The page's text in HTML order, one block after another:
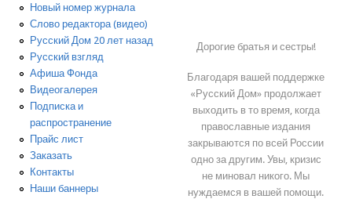
Новый номер журнала
Слово редактора (видео)
Русский Дом 20 лет назад
Русский взгляд
Афиша Фонда
Видеогалерея
Подписка и
распространение
Прайс лист
Заказать
Контакты
Наши баннеры
Дорогие братья и сестры!
Благодаря вашей поддержке
«Русский Дом» продолжает
выходить в то время, когда
православные издания
закрываются по всей России
одно за другим. Увы, кризис
не миновал никого. Мы
нуждаемся в вашей помощи.